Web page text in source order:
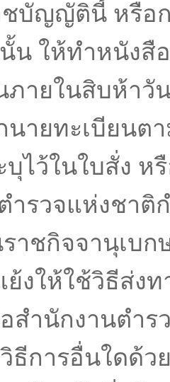
ชบัญญัตินี้ หรือ
น ให้ทําหนังสื
ภายในสิบห้าวั
นายทะเบียนต
ไว้ในใบสั่ง ห
ารวจแห่งชาติ
าชกิจจานุเบก
งให้ใช้วิธีส่ง
สํานักงานตําร
ธีการอื่นใดด้ว